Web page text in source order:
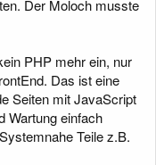
Der Moloch musste
PHP mehr ein, nur
Das ist eine
Seiten mit JavaScript
Wartung einfach
Teile z.B.